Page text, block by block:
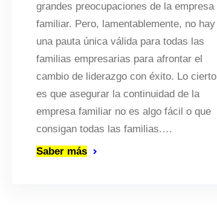
grandes preocupaciones de la empresa
familiar. Pero, lamentablemente, no hay
una pauta única válida para todas las
familias empresarias para afrontar el
cambio de liderazgo con éxito. Lo cierto
es que asegurar la continuidad de la
empresa familiar no es algo fácil o que
consigan todas las familias.…
Saber más